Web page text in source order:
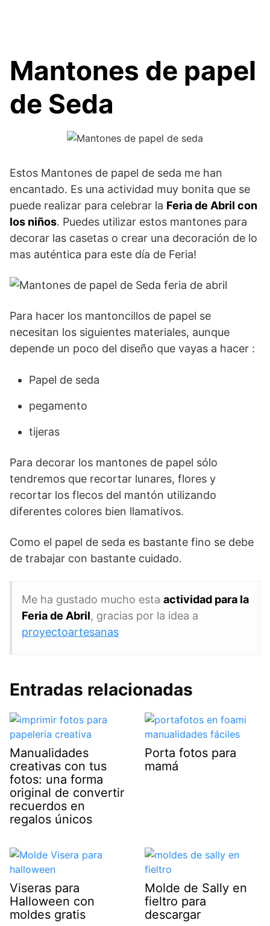
Mantones de papel
de Seda
Estos Mantones de papel de seda me han
encantado. Es una actividad muy bonita que se
puede realizar para celebrar la Feria de Abril con
los niños. Puedes utilizar estos mantones para
decorar las casetas o crear una decoración de lo
mas auténtica para este día de Feria!
Para hacer los mantoncillos de papel se
necesitan los siguientes materiales, aunque
depende un poco del diseño que vayas a hacer :
Papel de seda
pegamento
tijeras
Para decorar los mantones de papel sólo
tendremos que recortar lunares, flores y
recortar los flecos del mantón utilizando
diferentes colores bien llamativos.
Como el papel de seda es bastante fino se debe
de trabajar con bastante cuidado.
Me ha gustado mucho esta actividad para la
Feria de Abril, gracias por la idea a
proyectoartesanas
Entradas relacionadas
Manualidades
creativas con tus
fotos: una forma
original de convertir
recuerdos en
regalos únicos
Porta fotos para
mamá
Viseras para
Halloween con
moldes gratis
Molde de Sally en
fieltro para
descargar